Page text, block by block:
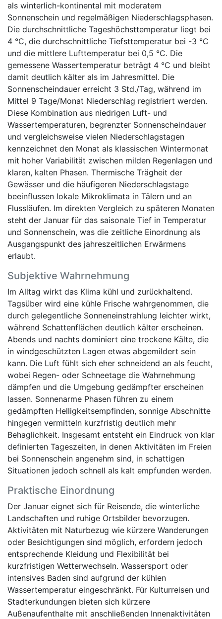
als winterlich-kontinental mit moderatem
Sonnenschein und regelmäßigen Niederschlagsphasen.
Die durchschnittliche Tageshöchsttemperatur liegt bei
4 °C, die durchschnittliche Tiefsttemperatur bei -3 °C
und die mittlere Lufttemperatur bei 0,5 °C. Die
gemessene Wassertemperatur beträgt 4 °C und bleibt
damit deutlich kälter als im Jahresmittel. Die
Sonnenscheindauer erreicht 3 Std./Tag, während im
Mittel 9 Tage/Monat Niederschlag registriert werden.
Diese Kombination aus niedrigen Luft- und
Wassertemperaturen, begrenzter Sonnenscheindauer
und vergleichsweise vielen Niederschlagstagen
kennzeichnet den Monat als klassischen Wintermonat
mit hoher Variabilität zwischen milden Regenlagen und
klaren, kalten Phasen. Thermische Trägheit der
Gewässer und die häufigeren Niederschlagstage
beeinflussen lokale Mikroklimata in Tälern und an
Flussläufen. Im direkten Vergleich zu späteren Monaten
steht der Januar für das saisonale Tief in Temperatur
und Sonnenschein, was die zeitliche Einordnung als
Ausgangspunkt des jahreszeitlichen Erwärmens
erlaubt.
Subjektive Wahrnehmung
Im Alltag wirkt das Klima kühl und zurückhaltend.
Tagsüber wird eine kühle Frische wahrgenommen, die
durch gelegentliche Sonneneinstrahlung leichter wirkt,
während Schattenflächen deutlich kälter erscheinen.
Abends und nachts dominiert eine trockene Kälte, die
in windgeschützten Lagen etwas abgemildert sein
kann. Die Luft fühlt sich eher schneidend an als feucht,
wobei Regen- oder Schneetage die Wahrnehmung
dämpfen und die Umgebung gedämpfter erscheinen
lassen. Sonnenarme Phasen führen zu einem
gedämpften Helligkeitsempfinden, sonnige Abschnitte
hingegen vermitteln kurzfristig deutlich mehr
Behaglichkeit. Insgesamt entsteht ein Eindruck von klar
definierten Tageszeiten, in denen Aktivitäten im Freien
bei Sonnenschein angenehm sind, in schattigen
Situationen jedoch schnell als kalt empfunden werden.
Praktische Einordnung
Der Januar eignet sich für Reisende, die winterliche
Landschaften und ruhige Ortsbilder bevorzugen.
Aktivitäten mit Naturbezug wie kürzere Wanderungen
oder Besichtigungen sind möglich, erfordern jedoch
entsprechende Kleidung und Flexibilität bei
kurzfristigen Wetterwechseln. Wassersport oder
intensives Baden sind aufgrund der kühlen
Wassertemperatur eingeschränkt. Für Kulturreisen und
Stadterkundungen bieten sich kürzere
Außenaufenthalte mit anschließenden Innenaktivitäten